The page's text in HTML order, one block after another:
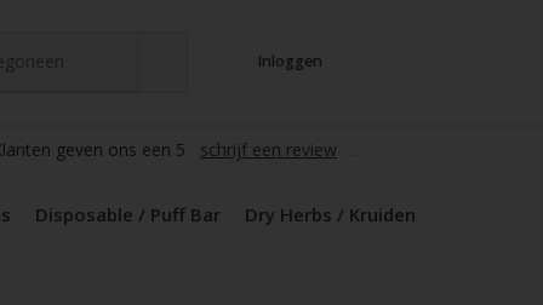
Inloggen
geven ons een 5 schrijf een review
Disposable / Puff Bar Dry Herbs / Kruiden